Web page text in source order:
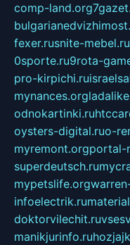
comp-land.org
fexer.rusnite-mebel.ru
0sporte.ru9rota-
pro-kirpichi.ru
mynances.org
odnokartinki.ru
oysters-digital.ruo-
myremont.orgportal-
superdeutsch.ru
mypetslife.org
infoelectrik.ru
doktorvilechit.ru
manikjurinfo.ru